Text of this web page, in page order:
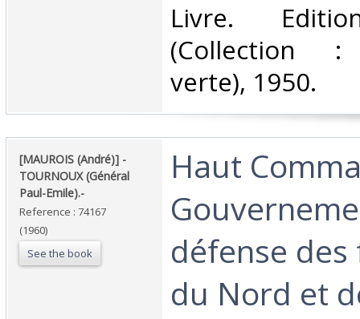
‎Livre.
(Collection :
verte), 1950.‎
‎[MAUROIS (André)] -
TOURNOUX (Général
Paul-Emile).-‎
Reference : 74167
(1960)
See the book
‎Haut
défense
du Nord et